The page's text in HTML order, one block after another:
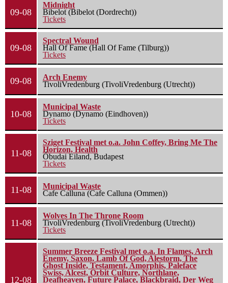
09-08
Midnight
Bibelot (Bibelot (Dordrecht))
Tickets
09-08
Spectral Wound
Hall Of Fame (Hall Of Fame (Tilburg))
Tickets
09-08
Arch Enemy
TivoliVredenburg (TivoliVredenburg (Utrecht))
10-08
Municipal Waste
Dynamo (Dynamo (Eindhoven))
Tickets
11-08
Sziget Festival met o.a. John Coffey, Bring Me The
Horizon, Health
Óbudai Eiland, Budapest
Tickets
11-08
Municipal Waste
Cafe Calluna (Cafe Calluna (Ommen))
11-08
Wolves In The Throne Room
TivoliVredenburg (TivoliVredenburg (Utrecht))
Tickets
12-08
Summer Breeze Festival met o.a. In Flames, Arch
Enemy, Saxon, Lamb Of God, Alestorm, The
Ghost Inside, Testament, Amorphis, Paleface
Swiss, Alcest, Orbit Culture, Northlane,
Deafheaven, Future Palace, Blackbraid, Der Weg